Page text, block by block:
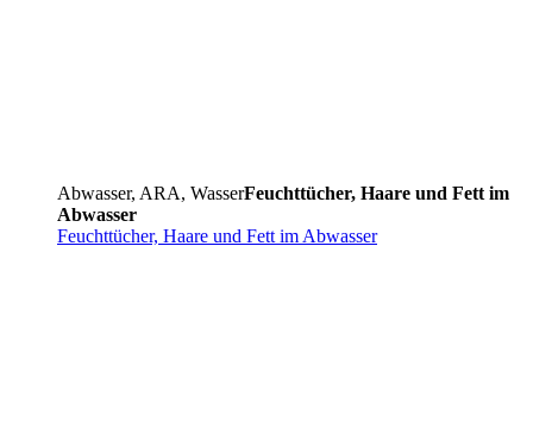
Abwasser, ARA, WasserFeuchttücher, Haare und Fett im
Abwasser
Feuchttücher, Haare und Fett im Abwasser